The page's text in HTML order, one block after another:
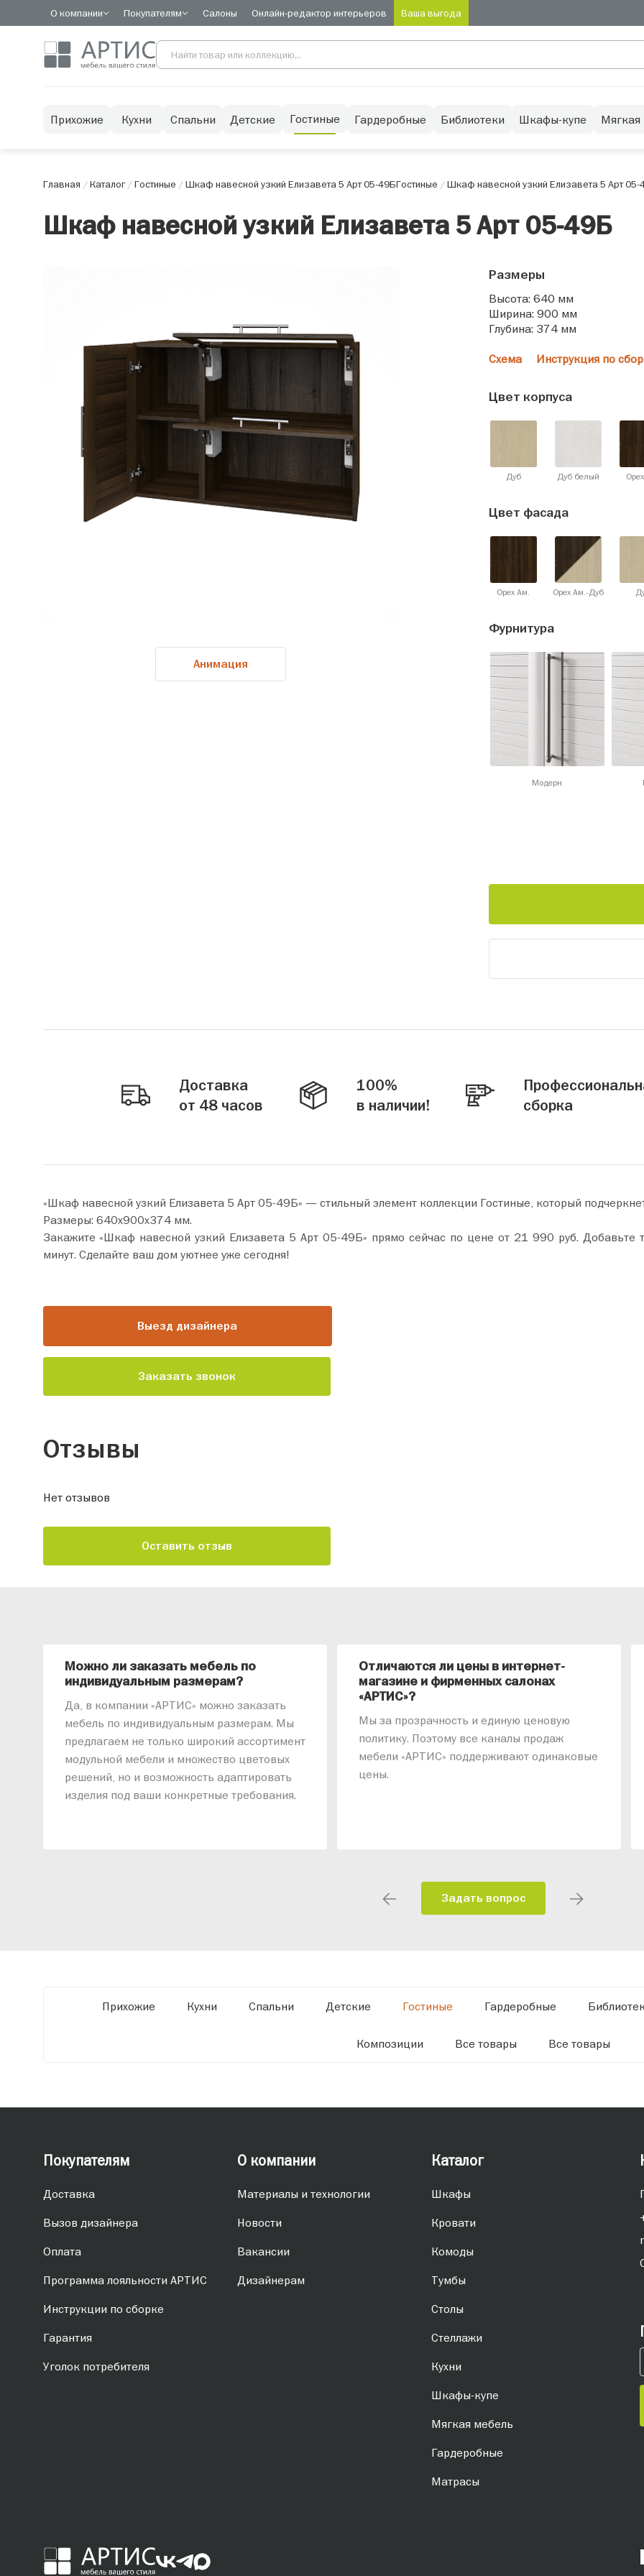
О компании Покупателям Салоны Онлайн-редактор интерьеров Ваша выгода
Прихожие Кухни Спальни Детские Гостиные Гардеробные Библиотеки Шкафы-купе Мягкая
Главная /Каталог/Гостиные /Шкаф навесной узкий Елизавета 5 Арт 05-49БГостиные /Шкаф навесной узкий Елизавета 5 Арт 05-
Шкаф навесной узкий Елизавета 5 Арт 05-49Б
Анимация
Размеры
Высота: 640 мм
Ширина: 900 мм
Глубина: 374 мм
Схема Инструкция по
Цвет корпуса
Дуб Дуб белый
Цвет фасада
Орех Ам. Орех Ам.-Дуб
Фурнитура
Модерн
Доставка
от 48 часов
100%
в наличии!
сборка
«Шкаф навесной узкий Елизавета 5 Арт 05-49Б» — стильный элемент коллекции Гостиные, который
Размеры: 640х900х374 мм.
Закажите «Шкаф навесной узкий Елизавета 5 Арт 05-49Б» прямо сейчас по цене от 21 990 руб. Добавьте товар в корзину и оформите покупку всего за пару
минут. Сделайте ваш дом уютнее уже сегодня!
Выезд дизайнера
Заказать звонок
Отзывы
Нет отзывов
Оставить отзыв
Можно ли заказать мебель по
индивидуальным размерам?
Да, в компании «АРТИС» можно заказать
мебель по индивидуальным размерам. Мы
предлагаем не только широкий ассортимент
модульной мебели и множество цветовых
решений, но и возможность адаптировать
изделия под ваши конкретные требования.
Отличаются ли цены в интернет-
магазине и фирменных салонах
«АРТИС»?
Мы за прозрачность и единую ценовую
политику. Поэтому все каналы продаж
мебели «АРТИС» поддерживают одинаковые
цены.
Задать вопрос
Прихожие Кухни Спальни Детские Гостиные Гардеробные
Композиции Все товары Все товары
Покупателям
Доставка
Вызов дизайнера
Оплата
Программа лояльности АРТИС
Инструкции по сборке
Гарантия
Уголок потребителя
О компании
Материалы и технологии
Новости
Вакансии
Дизайнерам
Каталог
Шкафы
Кровати
Комоды
Тумбы
Столы
Стеллажи
Кухни
Шкафы-купе
Мягкая мебель
Гардеробные
Матрасы